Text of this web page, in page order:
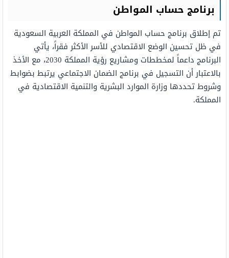
برنامج حساب المواطن
تم إطلاق برنامج حساب المواطن في المملكة العربية السعودية
في ظل تحسين الوضع الاقتصادي للأسر الأكثر فقراً، يأتي
البرنامج داعماً لمخططات ومشاريع رؤية المملكة 2030، مع الأخذ
بالاعتبار أن التسجيل في برنامج الضمان الاجتماعي يرتبط بضوابط
وشروط تحددها وزارة الموارد البشرية والتنمية الاقتصادية في
المملكة.